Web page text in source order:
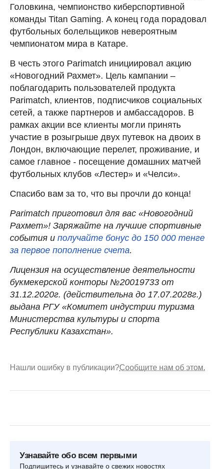
Головкина, чемпионство киберспортивной
команды Titan Gaming. А конец года порадовал
футбольных болельщиков невероятным
чемпионатом мира в Катаре.
В честь этого Parimatch инициировал акцию
«Новогодний Рахмет». Цель кампании –
поблагодарить пользователей продукта
Parimatch, клиентов, подписчиков социальных
сетей, а также партнеров и амбассадоров. В
рамках акции все клиенты могли принять
участие в розыгрыше двух путевок на двоих в
Лондон, включающие перелет, проживание, и
самое главное - посещение домашних матчей
футбольных клубов «Лестер» и «Челси».
Спасибо вам за то, что вы прочли до конца!
Parimatch приготовил для вас «Новогодний
Рахмет»! Заряжайте на лучшие спортивные
события и получайте бонус до 150 000 тенге
за первое пополнение счета.
Лицензия на осуществление деятельности
букмекерской конторы №20019733 от
31.12.2020г. (действительна до 17.07.2028г.)
выдана РГУ «Комитет индустрии туризма
Министерства культуры и спорта
Республики Казахстан».
Нашли ошибку в публикации?Сообщите нам об этом.
Узнавайте обо всем первыми
Подпишитесь и узнавайте о свежих новостях